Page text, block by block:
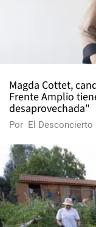
Magda Cottet,
Frente Amplio
desaprovechada"
Por El Desconcierto